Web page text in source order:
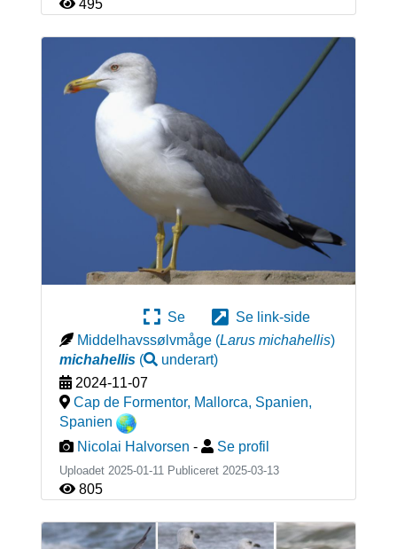
495
Se
Se link-side
Middelhavssølvmåge (Larus michahellis)
michahellis( underart)
2024-11-07
Cap de Formentor, Mallorca, Spanien,
Spanien
Nicolai Halvorsen - Se profil
Uploadet 2025-01-11 Publiceret 2025-03-13
805